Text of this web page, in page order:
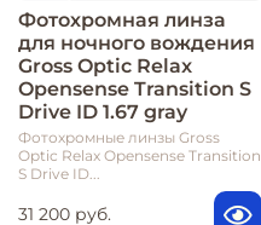
Фотохромная линза
для ночного вождения
Gross Optic Relax
Opensense Transition S
Drive ID 1.67 gray
Фотохромные линзы Gross
Optic Relax Opensense Transition
S Drive ID...
31 200 руб.